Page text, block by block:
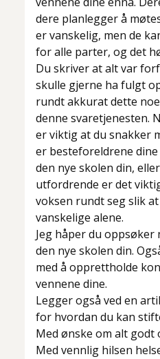
dere planlegger å
er vanskelig, men de
for alle parter, og det
Du skriver at alt var
skulle gjerne ha fulgt
rundt akkurat dette
denne svaretjenesten.
er viktig at du snakker
er besteforeldrene
den nye skolen din,
utfordrende er det
voksen rundt seg slik
vanskelige alene.
Jeg håper du oppsøker
den nye skolen din.
med å opprettholde
vennene dine.
Legger også ved en
for hvordan du kan
Med ønske om alt godt
Med vennlig hilsen